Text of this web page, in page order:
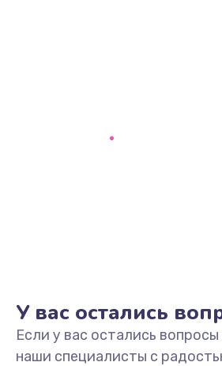
У вас остались
Если у вас остались
наши специалисты с